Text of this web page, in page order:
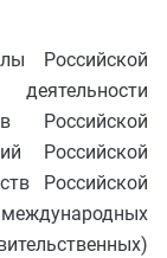
Российской
Российской
Российской
Российской